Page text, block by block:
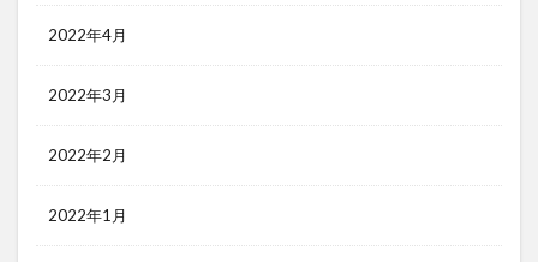
2022年4月
2022年3月
2022年2月
2022年1月